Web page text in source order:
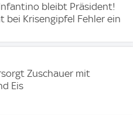
bleibt Präsident!
bei Krisengipfel Fehler ein
Zuschauer mit
Eis